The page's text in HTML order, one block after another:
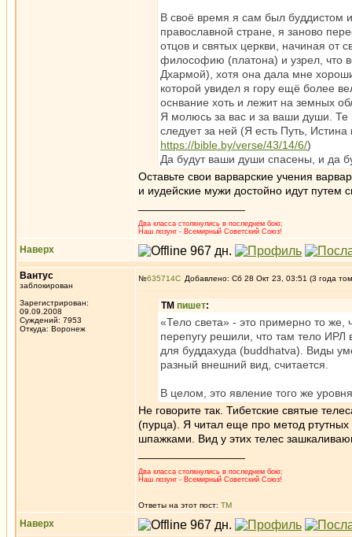
В своё время я сам был буддистом
православной стране, я заново
отцов и святых церкви, начиная от
философию (платона) и узрел, что
Дхармой), хотя она дала мне
которой увидел я гору ещё более
оснвание хоть и лежит на земных
Я молюсь за вас и за ваши души. Те
следует за ней (Я есть Путь,
https://bible.by/verse/43/14/6/)
Да будут ваши души спасены, и да
Оставьте свои варварские учения
и иудейские мужи достойно идут путем
Два класса столкнулись в последнем бою;
Наш лозунг - Всемирный Советский Союз!
Наверх
Вантус
заблокирован
Зарегистрирован:
09.09.2008
Суждений: 7953
Откуда: Воронеж
№635714 Добавлено: Сб 28 Окт 23, 03:51 (3 года
ТМ пишет:
«Тело света» - это примерно то
перепугу решили, что там тело ИРЛ
для буддахуда (buddhatva). Виды
разный внешний вид, считается.
В целом, это явление того же
Не говорите так. Тибетские святые
(пурца). Я читал еще про метод ртутных
шпажками. Вид у этих телес
Два класса столкнулись в последнем бою;
Наш лозунг - Всемирный Советский Союз!
Ответы на этот пост: ТМ
Наверх